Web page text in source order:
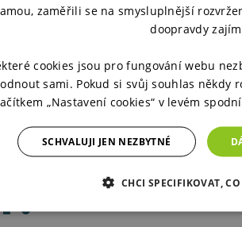
ztrácí
zaměřili se na smysluplnější
doopravdy
cookies jsou pro fungování webu
sami. Pokud si svůj souhlas někdy
„Nastavení cookies“ v levém
SCHVALUJI JEN NEZBYTNÉ
CHCI SPECIFIKOVAT,